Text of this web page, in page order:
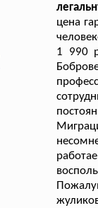
цена
1 990